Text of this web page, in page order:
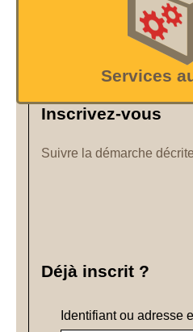
Services
Inscrivez-vous
Suivre la démarche
Déjà inscrit ?
Identifiant ou adresse